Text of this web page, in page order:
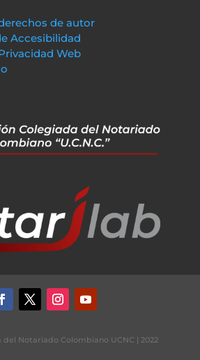
de autor
Accesibilidad
Web
Notariado Colombiano UCNC | 2022